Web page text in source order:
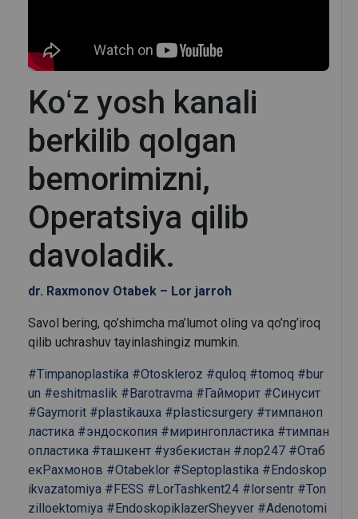
Koʻz yosh kanali
berkilib qolgan
bemorimizni,
Operatsiya qilib
davoladik.
dr. Raxmonov Otabek – Lor jarroh
Savol bering, qo’shimcha ma’lumot oling va qo’ng’iroq
qilib uchrashuv tayinlashingiz mumkin.
#Timpanoplastika #Otoskleroz #quloq #tomoq #bur
un #eshitmaslik #Barotravma #Гайморит #Синусит
#Gaymorit #plastikauxa #plasticsurgery #тимпаноп
ластика #эндоскопия #мирингопластика #тимпан
опластика #ташкент #узбекистан #лор247 #Отаб
екРахмонов #Otabeklor #Septoplastika #Endoskop
ikvazatomiya #FESS #LorTashkent24 #lorsentr #Ton
zilloektomiya #EndoskopiklazerSheyver #Adenotomi